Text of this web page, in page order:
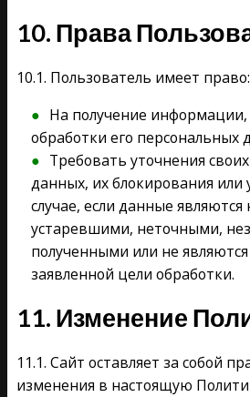
10. Права
10.1. Пользователь имеет право:
На получение
обработки его персональных
Требовать уточнения
данных, их блокирования или
случае, если данные
устаревшими, неточными,
полученными или не
заявленной цели обработки.
11. Изменение
11.1. Сайт оставляет за собой
изменения в настоящую